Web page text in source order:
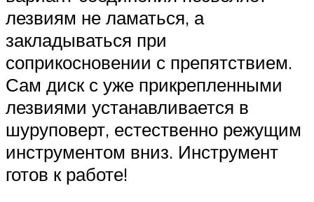
лезвиям не ламаться, а
закладываться при
соприкосновении с препятствием.
Сам диск с уже прикрепленными
лезвиями устанавливается в
шуруповерт, естественно режущим
инструментом вниз. Инструмент
готов к работе!